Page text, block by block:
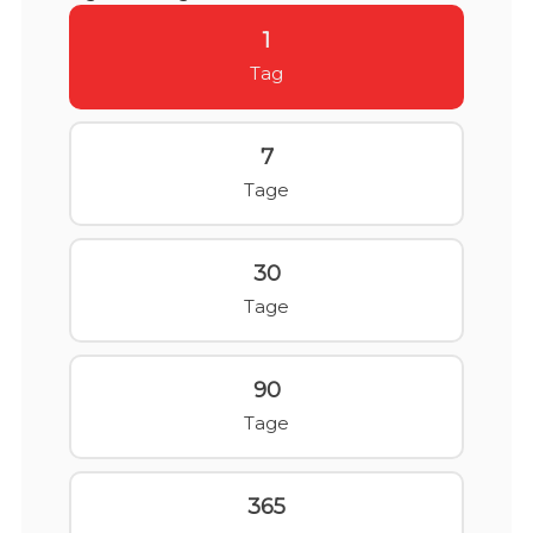
1
Tag
7
Tage
30
Tage
90
Tage
365